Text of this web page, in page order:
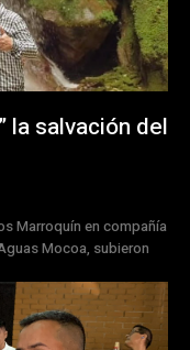
la salvación del
Marroquín en compañía
Mocoa, subieron